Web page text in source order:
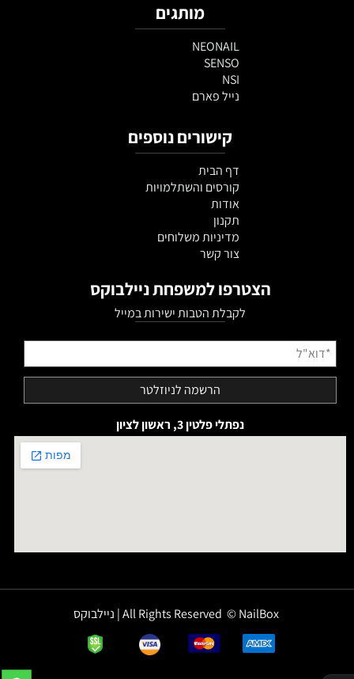
מותגים
NEONAIL
SENSO
NSI
נייל פארם
קישורים נוספים
דף הבית
קורסים והשתלמויות
אודות
תקנון
מדיניות משלוחים
צור קשר
הצטרפו למשפחת ניילבוקס
לקבלת הטבות ישירות במייל
נפתלי פלטין 3, ראשון לציון
All Rights Reserved © NailBox | ניילבוקס